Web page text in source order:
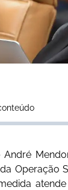
André
Operação